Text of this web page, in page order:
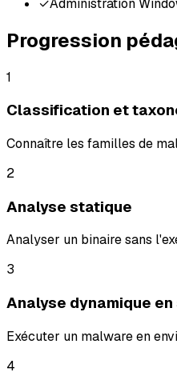
✓Administration
Progression
1
Classification et
Connaître les familles de
2
Analyse statique
Analyser un binaire sans
3
Analyse dynamique
Exécuter un malware en
4